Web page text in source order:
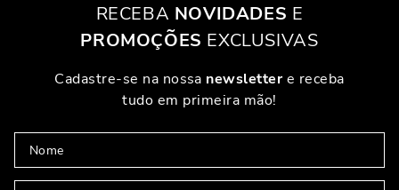
RECEBA NOVIDADES E
PROMOÇÕES EXCLUSIVAS
Cadastre-se na nossa newslettere receba
tudo em primeira mão!